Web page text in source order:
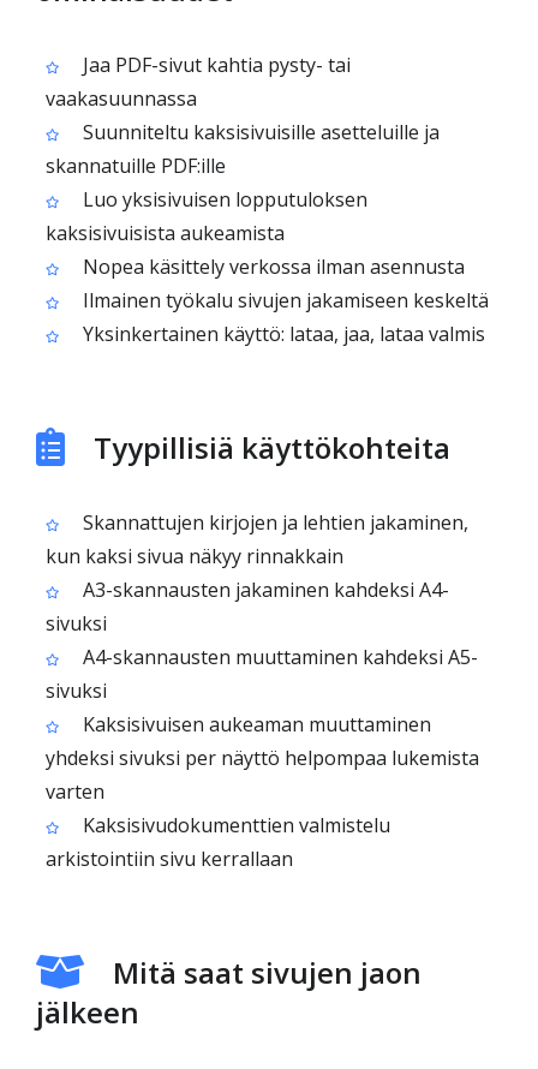
Jaa PDF-sivut kahtia pysty- tai
vaakasuunnassa
Suunniteltu kaksisivuisille asetteluille ja
skannatuille PDF:ille
Luo yksisivuisen lopputuloksen
kaksisivuisista aukeamista
Nopea käsittely verkossa ilman asennusta
Ilmainen työkalu sivujen jakamiseen keskeltä
Yksinkertainen käyttö: lataa, jaa, lataa valmis
Tyypillisiä käyttökohteita
Skannattujen kirjojen ja lehtien jakaminen,
kun kaksi sivua näkyy rinnakkain
A3-skannausten jakaminen kahdeksi A4-
sivuksi
A4-skannausten muuttaminen kahdeksi A5-
sivuksi
Kaksisivuisen aukeaman muuttaminen
yhdeksi sivuksi per näyttö helpompaa lukemista
varten
Kaksisivudokumenttien valmistelu
arkistointiin sivu kerrallaan
Mitä saat sivujen jaon
jälkeen